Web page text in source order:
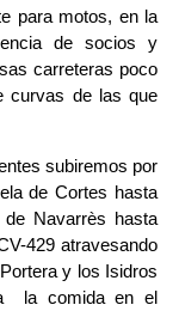
para motos, en la
de socios y
carreteras poco
curvas de las que
subiremos por
de Cortes hasta
Navarrès hasta
429 atravesando
y los Isidros
la comida en el